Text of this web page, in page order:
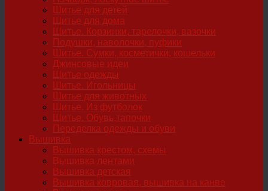
Шитье для детей
Шитье для дома
Шитье. Корзинки, тарелочки, вазочки
Подушки, наволочки, пуфики
Шитье. Сумки, косметички, кошельки
Джинсовые идеи
Шитье одежды
Шитье. Игольницы
Шитье для животных
Шитье. Из футболок
Шитье. Обувь,тапочки
Переделка одежды и обуви
Вышивка
Вышивка крестом, схемы
Вышивка лентами
Вышивка детская
Вышивка ковровая, вышивка на канве